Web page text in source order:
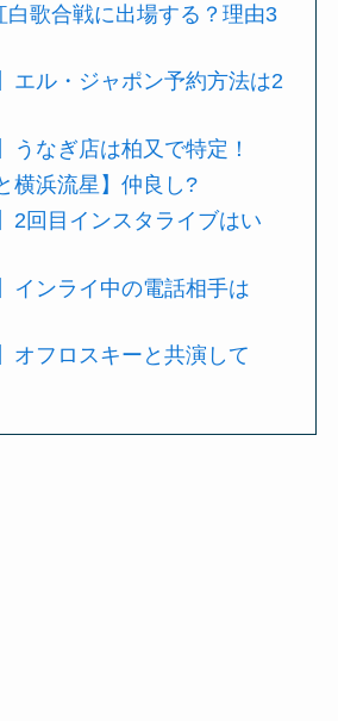
白歌合戦に出場する？理由3
エル・ジャポン予約方法は2
うなぎ店は柏又で特定！
横浜流星】仲良し?
2回目インスタライブはい
インライ中の電話相手は
オフロスキーと共演して